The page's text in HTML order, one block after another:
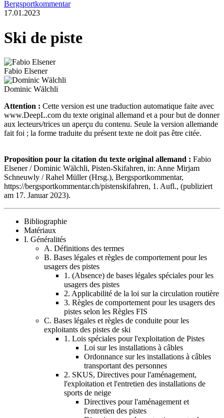
Bergsportkommentar
17.01.2023
Ski de piste
Fabio Elsener
Dominic Wälchli
Attention : Cette version est une traduction automatique faite avec
www.DeepL.com du texte original allemand et a pour but de donner
aux lecteurs/trices un aperçu du contenu. Seule la version allemande
fait foi ; la forme traduite du présent texte ne doit pas être citée.
Proposition pour la citation du texte original allemand : Fabio
Elsener / Dominic Wälchli, Pisten-Skifahren, in: Anne Mirjam
Schneuwly / Rahel Müller (Hrsg.), Bergsportkommentar,
https://bergsportkommentar.ch/pistenskifahren, 1. Aufl., (publiziert
am 17. Januar 2023).
Bibliographie
Matériaux
I. Généralités
A. Définitions des termes
B. Bases légales et règles de comportement pour les
usagers des pistes
1. (Absence) de bases légales spéciales pour les
usagers des pistes
2. Applicabilité de la loi sur la circulation routière
3. Règles de comportement pour les usagers des
pistes selon les Règles FIS
C. Bases légales et règles de conduite pour les
exploitants des pistes de ski
1. Lois spéciales pour l'exploitation de Pistes
Loi sur les installations à câbles
Ordonnance sur les installations à câbles
transportant des personnes
2. SKUS, Directives pour l'aménagement,
l'exploitation et l'entretien des installations de
sports de neige
Directives pour l'aménagement et
l'entretien des pistes